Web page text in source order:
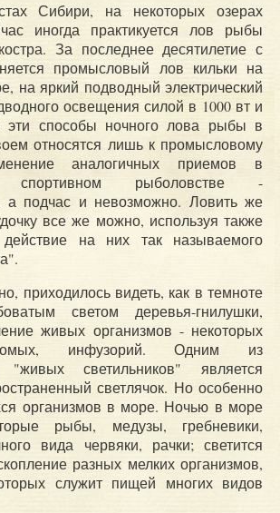
Сибири, на некоторых озерах
иногда практикуется лов рыбы
За последнее десятилетие с
промысловый лов кильки на
на яркий подводный электрический
освещения силой в 1000 вт и
способы ночного лова рыбы в
относятся лишь к промысловому
аналогичных приемов в
спортивном рыболовстве -
а подчас и невозможно. Ловить же
все же можно, используя также
на них так называемого
приходилось видеть, как в темноте
светом деревья-гнилушки,
живых организмов - некоторых
инфузорий. Одним из
"живых светильников" является
светлячок. Но особенно
организмов в море. Ночью в море
рыбы, медузы, гребневики,
вида червяки, рачки; светится
разных мелких организмов,
служит пищей многих видов